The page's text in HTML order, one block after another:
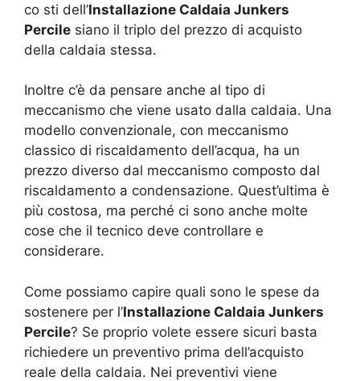
co sti dell’Installazione Caldaia Junkers
Percile siano il triplo del prezzo di acquisto
della caldaia stessa.
Inoltre c’è da pensare anche al tipo di
meccanismo che viene usato dalla caldaia. Una
modello convenzionale, con meccanismo
classico di riscaldamento dell’acqua, ha un
prezzo diverso dal meccanismo composto dal
riscaldamento a condensazione. Quest’ultima è
più costosa, ma perché ci sono anche molte
cose che il tecnico deve controllare e
considerare.
Come possiamo capire quali sono le spese da
sostenere per l’Installazione Caldaia Junkers
Percile? Se proprio volete essere sicuri basta
richiedere un preventivo prima dell’acquisto
reale della caldaia. Nei preventivi viene